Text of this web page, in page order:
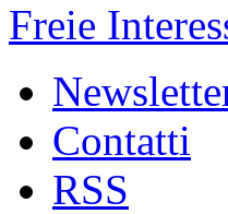
Freie
Contatti
RSS